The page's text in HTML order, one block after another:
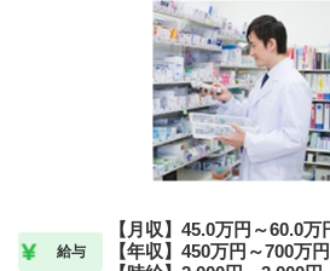
給与
【月収】45.0万円～60.0万
【年収】450万円～700万円